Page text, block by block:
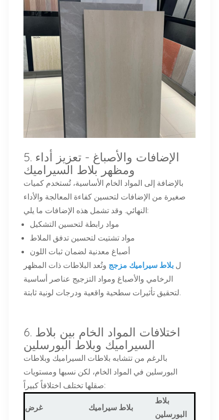
5. الإضافات والأصباغ - تعزيز أداء
ومظهر بلاط السيراميك
بالإضافة إلى المواد الخام الأساسية، تُستخدم كميات
صغيرة من الإضافات لتحسين كفاءة المعالجة والأداء
النهائي. وقد تشمل هذه الإضافات ما يلي:
مواد رابطة لتحسين التشكيل
مواد تشتيت لتحسين تدفق الملاط
أصباغ معدنية لضمان ثبات اللون
لبلاط سيراميك مزجج وتُعد البلاطات ذات المظهر
الرخامي والأصباغ ومواد التزجيج عناصر أساسية
لتحقيق تأثيرات سطحية واقعية ودرجات لونية ثابتة.
6. اختلافات المواد الخام بين بلاط
السيراميك وبلاط البورسلين
بالرغم من تتشابه بلاطات السيراميك وبلاطات
البورسلين في المواد الخام، لكن نسبها ومستويات
صقلها تختلف اختلافاً كبيراً:
غرض بلاط سيراميك
بلاط
البورسلين